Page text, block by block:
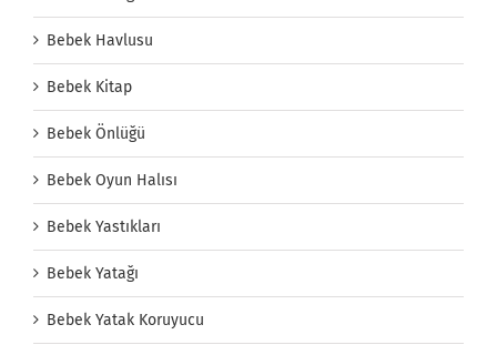
Bebek Havlusu
Bebek Kitap
Bebek Önlüğü
Bebek Oyun Halısı
Bebek Yastıkları
Bebek Yatağı
Bebek Yatak Koruyucu